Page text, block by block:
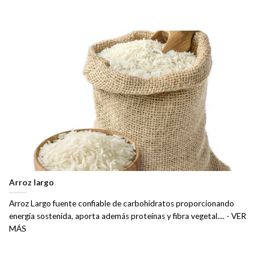
Arroz largo
Arroz Largo fuente confiable de carbohidratos proporcionando
energía sostenida, aporta además proteínas y fibra vegetal.... - VER
MÁS